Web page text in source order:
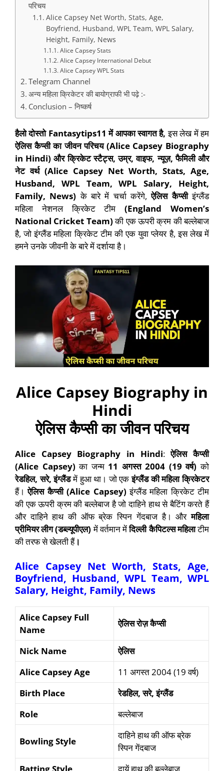
परिचय
Alice Capsey Net Worth, Stats, Age,
Boyfriend, Husband, WPL Team, WPL Salary,
Height, Family, News
Alice Capsey Stats
Alice Capsey International Debut
Alice Capsey WPL Stats
Telegram Channel
अन्य महिला क्रिकेटर की बायोग्राफी भी पढ़े :-
Conclusion – निष्कर्ष
हैलो दोस्तो Fantasytips11 में आपका स्वागत है, इस लेख में हम
ऐलिस कैप्सी का जीवन परिचय (Alice Capsey Biography
in Hindi)और क्रिकेट स्टैट्स,उम्र,वाइफ,न्यूज़,फैमिली और
नेट वर्थ (Alice Capsey Net Worth, Stats, Age,
Husband, WPL Team, WPL Salary, Height,
Family, News) के बारे में चर्चा करेंगे,ऐलिस कैप्सीइंग्लैंड
महिला नेशनल क्रिकेट टीम(England Women’s
National Cricket Team)की एक ऊपरी क्रम की बल्लेबाज
है, जो इंग्लैंड महिला क्रिकेट टीम की एक युवा प्लेयर है, इस लेख में
हमने उनके जीवनी के बारे में दर्शाया है।
Alice Capsey Biography in
Hindi
ऐलिस कैप्सीका जीवन परिचय
Alice Capsey Biography in Hindi:ऐलिस कैप्सी
(Alice Capsey) का जन्म 11 अगस्त 2004 (19 वर्ष) को
रेडहिल,सरे,इंग्लैंडमें हुआ था। जो एकइंग्लैंड की महिला क्रिकेटर
हैं।ऐलिस कैप्सी (Alice Capsey) इंग्लैंड महिला क्रिकेट टीम
की एक ऊपरी क्रम की बल्लेबाज है जो दाहिने हाथ से बैटिंग करते हैं
और दाहिने हाथ की ऑफ ब्रेक स्पिन गेंदबाज है। औरमहिला
प्रीमियर लीग (डब्ल्यूपीएल) में वर्तमान मेंदिल्ली कैपिटल्समहिलाटीम
की तरफ से खेलती हैं।
Alice CapseyNet Worth, Stats, Age,
Boyfriend, Husband, WPL Team, WPL
Salary, Height, Family, News
Alice Capsey Full
Name
ऐलिस रोज़ कैप्सी
Nick Name
ऐलिस
Alice Capsey Age
11 अगस्त 2004 (19 वर्ष)
Birth Place
रेडहिल,सरे,इंग्लैंड
Role
बल्लेबाज
Bowling Style
दाहिने हाथ की ऑफ ब्रेक
स्पिन गेंदबाज